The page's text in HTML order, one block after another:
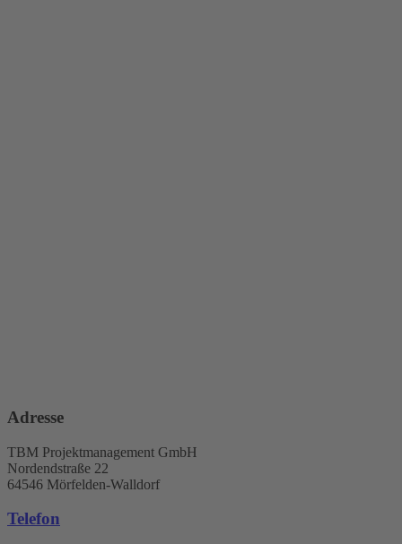
Adresse
TBM Projektmanagement GmbH
Nordendstraße 22
64546 Mörfelden-Walldorf
Telefon